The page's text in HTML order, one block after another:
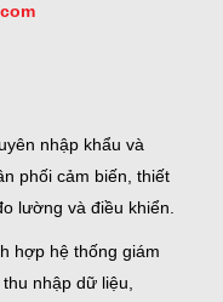
nhập khẩu và
phối cảm biến, thiết
lường và điều khiển.
hợp hệ thống giám
nhập dữ liệu,